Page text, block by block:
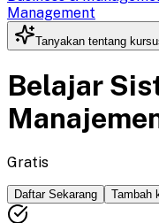
Management
Tanyakan tentang
Belajar
Gratis
Daftar Sekarang Tambah